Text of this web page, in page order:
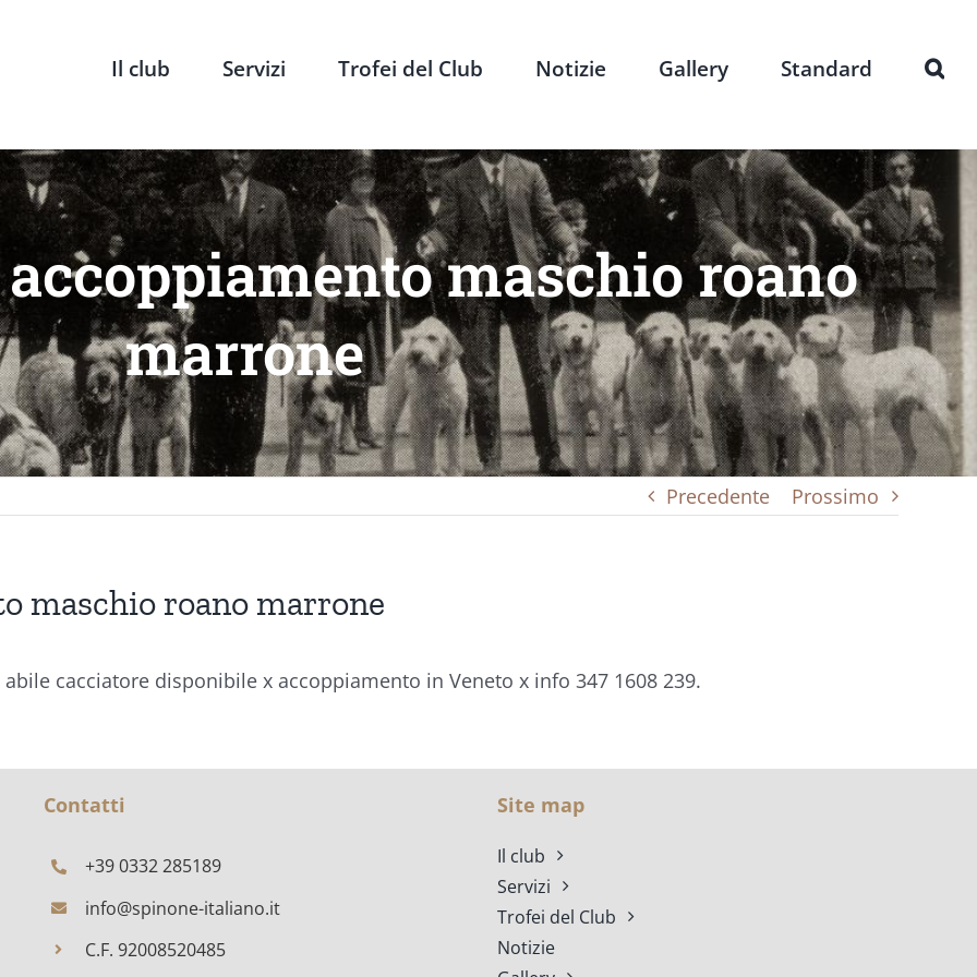
Il club Servizi Trofei del Club Notizie Gallery Standard
maschio roano
marrone
Precedente Prossimo
maschio roano marrone
cacciatore disponibile x accoppiamento in Veneto x info 347 1608 239.
Contatti
+39 0332 285189
info@spinone-italiano.it
C.F. 92008520485
Site map
Il club
Servizi
Trofei del Club
Notizie